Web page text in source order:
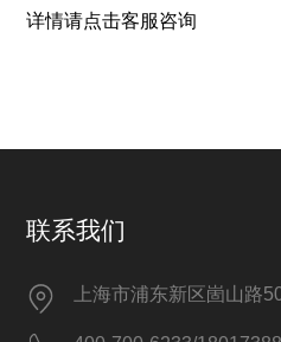
详情请点击客服咨询
联系我们
上海市浦东新区崮山路